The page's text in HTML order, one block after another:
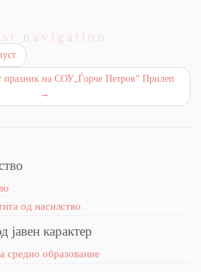
navigation
празник на СОУ„Ѓорче Петров“ Прилеп
→
од насилство
карактер
средно образование